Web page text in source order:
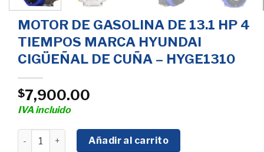
MOTOR DE GASOLINA DE 13.1 HP 4
TIEMPOS MARCA HYUNDAI
CIGÜEÑAL DE CUÑA – HYGE1310
$7,900.00
IVA incluido
MOTOR DE GASOLINA DE 13.1 HP 4 TIEMPOS MARCA
Añadir al carrito